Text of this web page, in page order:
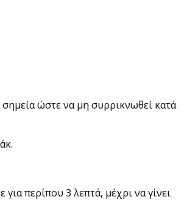
ώστε να μη συρρικνωθεί κατά
περίπου 3 λεπτά, μέχρι να γίνει